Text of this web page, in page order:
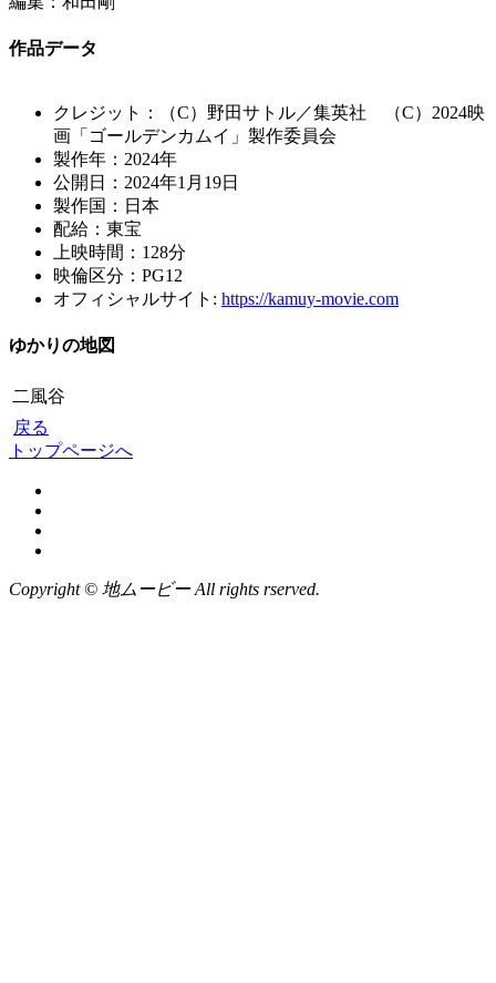
作品データ
クレジット：（C）野田サトル／集英社 （C）2024映
画「ゴールデンカムイ」製作委員会
製作年：2024年
公開日：2024年1月19日
製作国：日本
配給：東宝
上映時間：128分
映倫区分：PG12
オフィシャルサイト: https://kamuy-movie.com
ゆかりの地図
二風谷
戻る
トップページへ
Copyright © 地ムービー All rights rserved.